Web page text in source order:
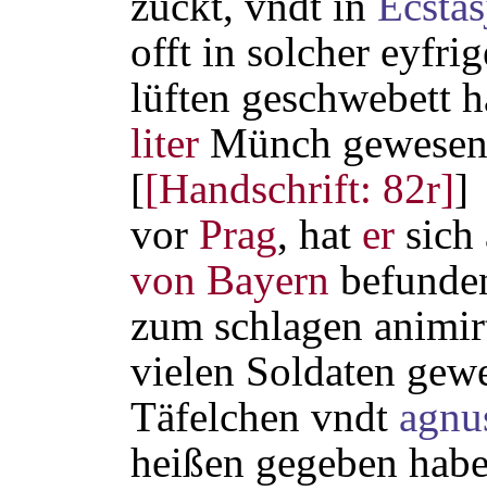
offt in solcher
lüften geschwebett
liter Münch
[[Handschrift: 82r]]
vor Prag, hat er sich
von Bayern
zum schlagen
vielen Soldaten
Täfelchen vndt
heißen gegeben